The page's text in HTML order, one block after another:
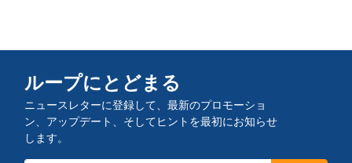
ループにとどまる
ニュースレターに登録して、最新のプロモーショ
ン、アップデート、そしてヒントを最初にお知らせ
します。